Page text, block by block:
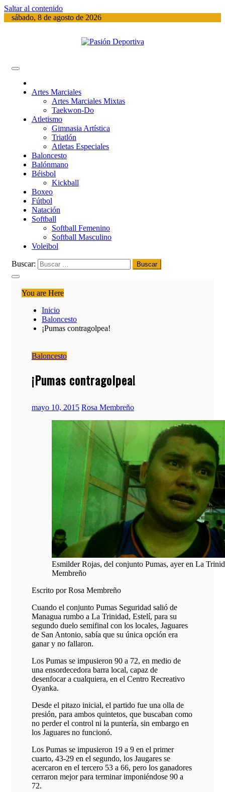
Saltar al contenido
sábado, 8 de agosto de 2026
Pasión Deportiva
Artes Marciales
Artes Marciales Mixtas
Taekwon-Do
Atletismo
Gimnasia Artística
Triatlón​
Atletas Especiales
Baloncesto
Balónmano
Béisbol
Kickball​
Boxeo
Fútbol
Natación​
Softball​
Softball​ Femenino
Softball​ Masculino
Voleibol​
Buscar:
You are Here
Inicio
Baloncesto
¡Pumas contragolpea!
Baloncesto
¡Pumas contragolpea!
mayo 10, 2015 Rosa Membreño
Esmilder Rojas, del conjunto Pumas, ayer en La
Membreño
Escrito por Rosa Membreño
Cuando el conjunto Pumas Seguridad salió de
Managua rumbo a La Trinidad, Estelí, para su
segundo duelo semifinal con los locales, Jaguares
de San Antonio, sabía que su única opción era
ganar y no fallaron.
Los Pumas se impusieron 90 a 72, en medio de
una ensordecedora barra local, capaz de
desenfocar a cualquiera, en el Centro Recreativo
Oyanka.
Desde el pitazo inicial, el partido fue una olla de
presión, para ambos quintetos, que buscaban como
no perder el control ni la puntería, sin embargo en
los Jaguares no funcionó.
Los Pumas se impusieron 19 a 9 en el primer
cuarto, 43-29 en el segundo, los Jaugares se
acercaron en el tercero 53 a 66, pero los ganadores
cerraron mejor para terminar imponiéndose 90 a
72.